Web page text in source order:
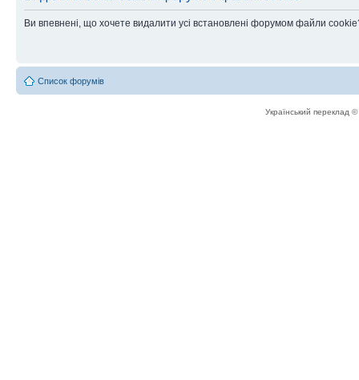
Ви впевнені, що хочете видалити усі встановлені форумом файли
Список форумів
Український переклад